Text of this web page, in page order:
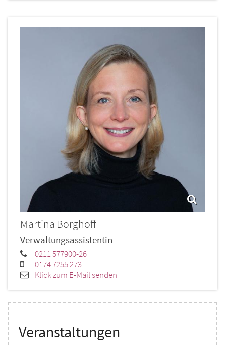
Martina Borghoff
Verwaltungsassistentin
0211 577900-26
0174 7255 273
Klick zum E-Mail senden
Veranstaltungen